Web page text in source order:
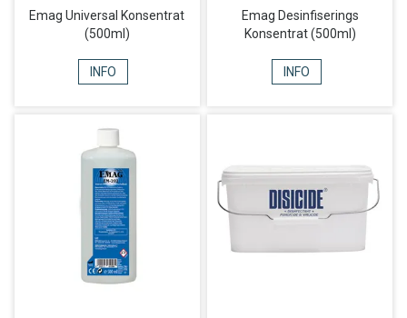
Emag Universal Konsentrat
(500ml)
INFO
Emag Desinfiserings
Konsentrat (500ml)
INFO